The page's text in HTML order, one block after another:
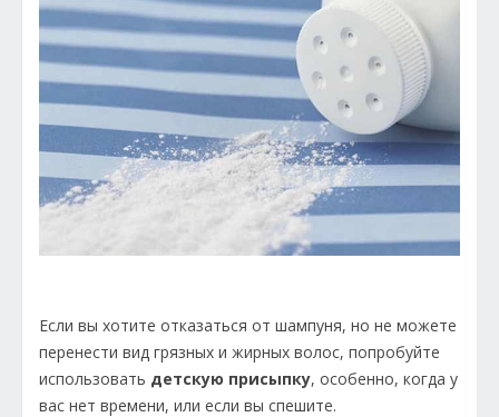
Если вы хотите отказаться от шампуня, но не можете
перенести вид грязных и жирных волос, попробуйте
использовать детскую присыпку, особенно, когда у
вас нет времени, или если вы спешите.